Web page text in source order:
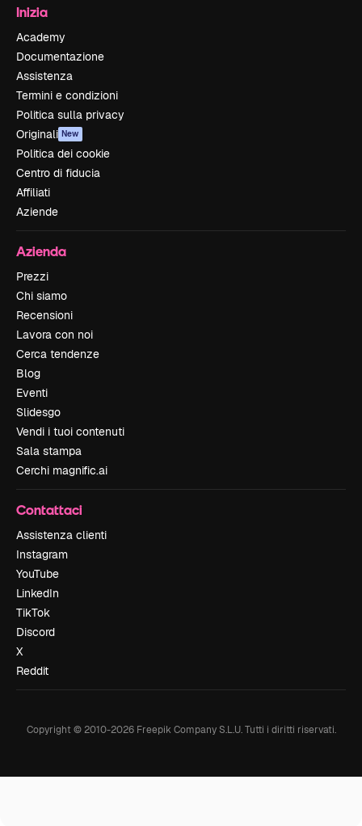
Inizia
Academy
Documentazione
Assistenza
Termini e condizioni
Politica sulla privacy
Originali New
Politica dei cookie
Centro di fiducia
Affiliati
Aziende
Azienda
Prezzi
Chi siamo
Recensioni
Lavora con noi
Cerca tendenze
Blog
Eventi
Slidesgo
Vendi i tuoi contenuti
Sala stampa
Cerchi magnific.ai
Contattaci
Assistenza clienti
Instagram
YouTube
LinkedIn
TikTok
Discord
X
Reddit
Copyright © 2010-2026Freepik Company S.L.U. Tutti i diritti riservati.